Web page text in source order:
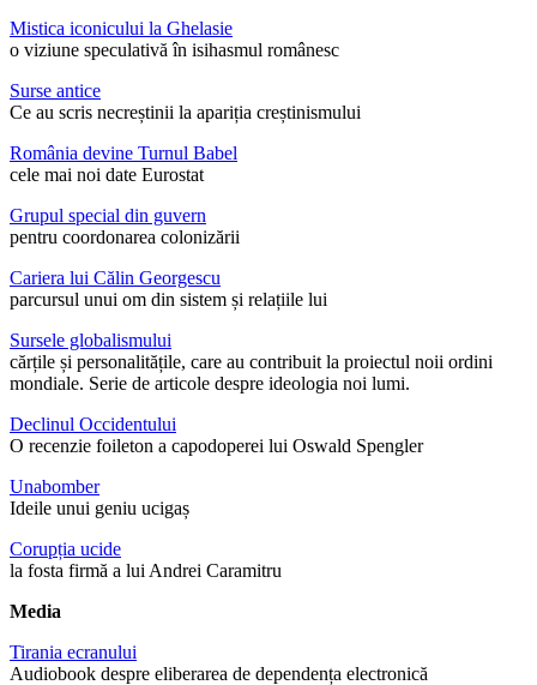
Mistica iconicului la Ghelasie
o viziune speculativă în isihasmul românesc
Surse antice
Ce au scris necreștinii la apariția creștinismului
România devine Turnul Babel
cele mai noi date Eurostat
Grupul special din guvern
pentru coordonarea colonizării
Cariera lui Călin Georgescu
parcursul unui om din sistem și relațiile lui
Sursele globalismului
cărțile și personalitățile, care au contribuit la proiectul noii ordini
mondiale. Serie de articole despre ideologia noi lumi.
Declinul Occidentului
O recenzie foileton a capodoperei lui Oswald Spengler
Unabomber
Ideile unui geniu ucigaș
Corupția ucide
la fosta firmă a lui Andrei Caramitru
Media
Tirania ecranului
Audiobook despre eliberarea de dependența electronică